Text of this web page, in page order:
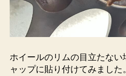
ホイールのリムの目立たない
ャップに貼り付けてみました